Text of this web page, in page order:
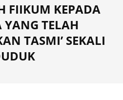
FIIKUM KEPADA
TELAH
TASMI’ SEKALI